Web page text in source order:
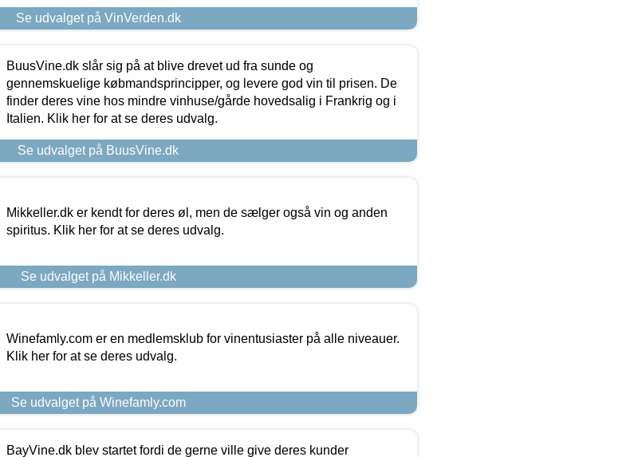
Se udvalget på VinVerden.dk
BuusVine.dk slår sig på at blive drevet ud fra sunde og
gennemskuelige købmandsprincipper, og levere god vin til prisen. De
finder deres vine hos mindre vinhuse/gårde hovedsalig i Frankrig og i
Italien. Klik her for at se deres udvalg.
Se udvalget på BuusVine.dk
Mikkeller.dk er kendt for deres øl, men de sælger også vin og anden
spiritus. Klik her for at se deres udvalg.
Se udvalget på Mikkeller.dk
Winefamly.com er en medlemsklub for vinentusiaster på alle niveauer.
Klik her for at se deres udvalg.
Se udvalget på Winefamly.com
BayVine.dk blev startet fordi de gerne ville give deres kunder